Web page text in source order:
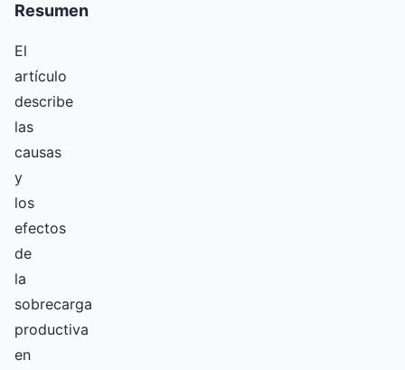
Resumen
El
artículo
describe
las
causas
y
los
efectos
de
la
sobrecarga
productiva
en